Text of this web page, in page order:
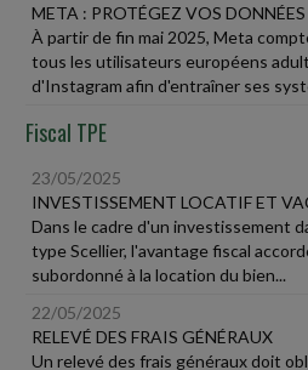
META : PROTÉGEZ VOS
À partir de fin mai 2025, Meta
tous les utilisateurs européens
d'Instagram afin d'entraîner ses
Fiscal TPE
23/05/2025
INVESTISSEMENT LOCATIF ET
Dans le cadre d'un investissement
type Scellier, l'avantage fiscal
subordonné à la location du bien...
22/05/2025
RELEVÉ DES FRAIS GÉNÉRAUX
Un relevé des frais généraux doit